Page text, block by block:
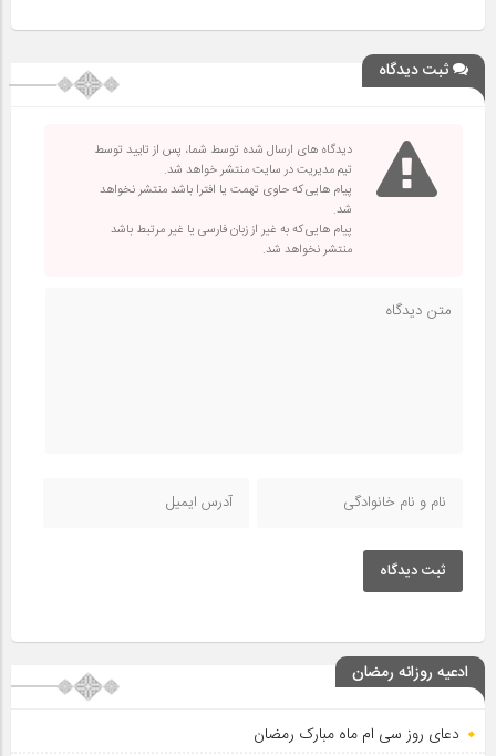
ثبت دیدگاه
دیدگاه های ارسال شده توسط شما، پس از تایید توسط
تیم مدیریت در سایت منتشر خواهد شد.
پیام هایی که حاوی تهمت یا افترا باشد منتشر نخواهد
شد.
پیام هایی که به غیر از زبان فارسی یا غیر مرتبط باشد
منتشر نخواهد شد.
ثبت دیدگاه
ادعیه روزانه رمضان
دعای روز سی ام ماه مبارک رمضان